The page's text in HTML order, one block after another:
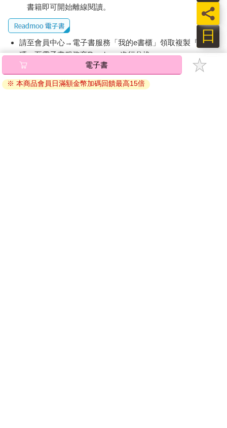
書籍即可開始離線閱讀。
請至會員中心→電子書服務「我的e書櫃」領取複製『兌換
碼』至電子書服務商Readmoo進行兌換。
退換貨須知：
因版權保護，您在金石堂所購買的電子書僅能以金石堂專屬
電子書
※ 本商品會員日滿額金幣加碼回饋最高15倍
日
員